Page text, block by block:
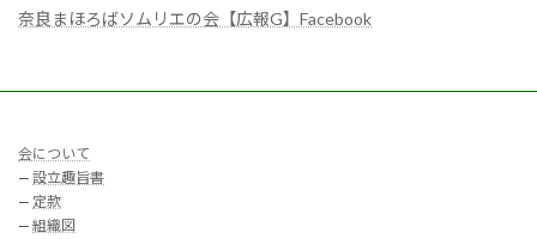
奈良まほろばソムリエの会【広報G】Facebook
会について
— 設立趣旨書
— 定款
— 組織図